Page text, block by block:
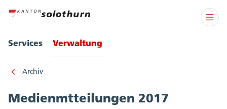
Services Verwaltung
Archiv
Medienmtteilungen 2017